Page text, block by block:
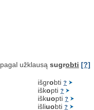
pagal užklausąsugrobti [?]
išgrobti?
iškopti?
iškuopti?
išliuobti?